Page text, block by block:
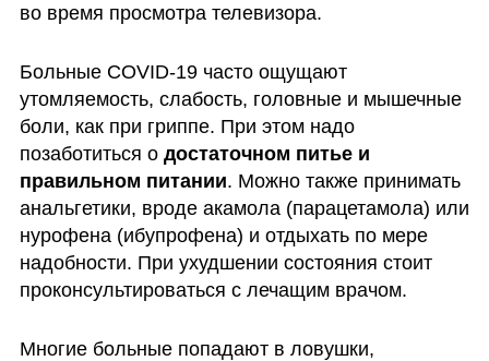
во время просмотра телевизора.
Больные COVID-19 часто ощущают
утомляемость, слабость, головные и мышечные
боли, как при гриппе. При этом надо
позаботиться о достаточном питье и
правильном питании. Можно также принимать
анальгетики, вроде акамола (парацетамола) или
нурофена (ибупрофена) и отдыхать по мере
надобности. При ухудшении состояния стоит
проконсультироваться с лечащим врачом.
Многие больные попадают в ловушки,